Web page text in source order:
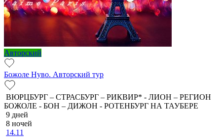
Авторский
Божоле Нуво. Авторский тур
ВЮРЦБУРГ – СТРАСБУРГ – РИКВИР* - ЛИОН – РЕГИОН
БОЖОЛЕ - БОН – ДИЖОН - РОТЕНБУРГ НА ТАУБЕРЕ
9 дней
8 ночей
14.11